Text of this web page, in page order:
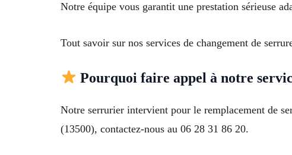
Notre équipe vous garantit une prestation sérieuse
Tout savoir sur nos services de changement de
Pourquoi faire appel à notre
Notre serrurier intervient pour le remplacement de
(13500), contactez-nous au 06 28 31 86 20.